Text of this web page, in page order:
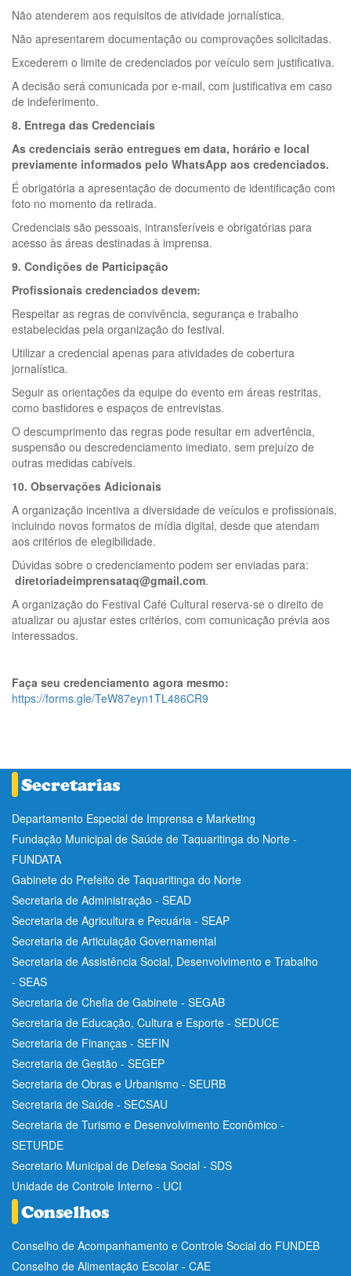
Não atenderem aos requisitos de atividade jornalística.
Não apresentarem documentação ou comprovações solicitadas.
Excederem o limite de credenciados por veículo sem justificativa.
A decisão será comunicada por e-mail, com justificativa em caso
de indeferimento.
8. Entrega das Credenciais
As credenciais serão entregues em data, horário e local
previamente informados pelo WhatsApp aos credenciados.
É obrigatória a apresentação de documento de identificação com
foto no momento da retirada.
Credenciais são pessoais, intransferíveis e obrigatórias para
acesso às áreas destinadas à imprensa.
9. Condições de Participação
Profissionais credenciados devem:
Respeitar as regras de convivência, segurança e trabalho
estabelecidas pela organização do festival.
Utilizar a credencial apenas para atividades de cobertura
jornalística.
Seguir as orientações da equipe do evento em áreas restritas,
como bastidores e espaços de entrevistas.
O descumprimento das regras pode resultar em advertência,
suspensão ou descredenciamento imediato, sem prejuízo de
outras medidas cabíveis.
10. Observações Adicionais
A organização incentiva a diversidade de veículos e profissionais,
incluindo novos formatos de mídia digital, desde que atendam
aos critérios de elegibilidade.
Dúvidas sobre o credenciamento podem ser enviadas para:
diretoriadeimprensataq@gmail.com.
A organização do Festival Café Cultural reserva-se o direito de
atualizar ou ajustar estes critérios, com comunicação prévia aos
interessados.
Faça seu credenciamento agora mesmo:
https://forms.gle/TeW87eyn1TL486CR9
Departamento Especial de Imprensa e Marketing
Fundação Municipal de Saúde de Taquaritinga do Norte -
FUNDATA
Gabinete do Prefeito de Taquaritinga do Norte
Secretaria de Administração - SEAD
Secretaria de Agricultura e Pecuária - SEAP
Secretaria de Articulação Governamental
Secretaria de Assistência Social, Desenvolvimento e Trabalho
- SEAS
Secretaria de Chefia de Gabinete - SEGAB
Secretaria de Educação, Cultura e Esporte - SEDUCE
Secretaria de Finanças - SEFIN
Secretaria de Gestão - SEGEP
Secretaria de Obras e Urbanismo - SEURB
Secretaria de Saúde - SECSAU
Secretaria de Turismo e Desenvolvimento Econômico -
SETURDE
Secretario Municipal de Defesa Social - SDS
Unidade de Controle Interno - UCI
Conselho de Acompanhamento e Controle Social do FUNDEB
Conselho de Alimentação Escolar - CAE